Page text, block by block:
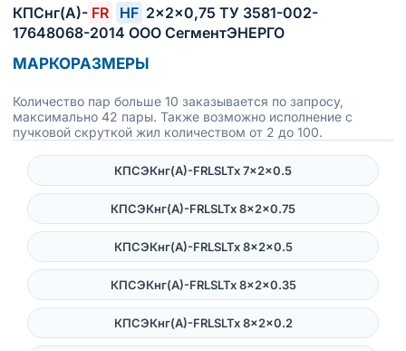
КПСнг(А)- FR HF 2×2×0,75 ТУ 3581-002-
17648068-2014 ООО СегментЭНЕРГО
МАРКОРАЗМЕРЫ
Количество пар больше 10 заказывается по запросу,
максимально 42 пары. Также возможно исполнение с
пучковой скруткой жил количеством от 2 до 100.
КПСЭКнг(А)-FRLSLTx 7×2×0.5
КПСЭКнг(А)-FRLSLTx 8×2×0.75
КПСЭКнг(А)-FRLSLTx 8×2×0.5
КПСЭКнг(А)-FRLSLTx 8×2×0.35
КПСЭКнг(А)-FRLSLTx 8×2×0.2